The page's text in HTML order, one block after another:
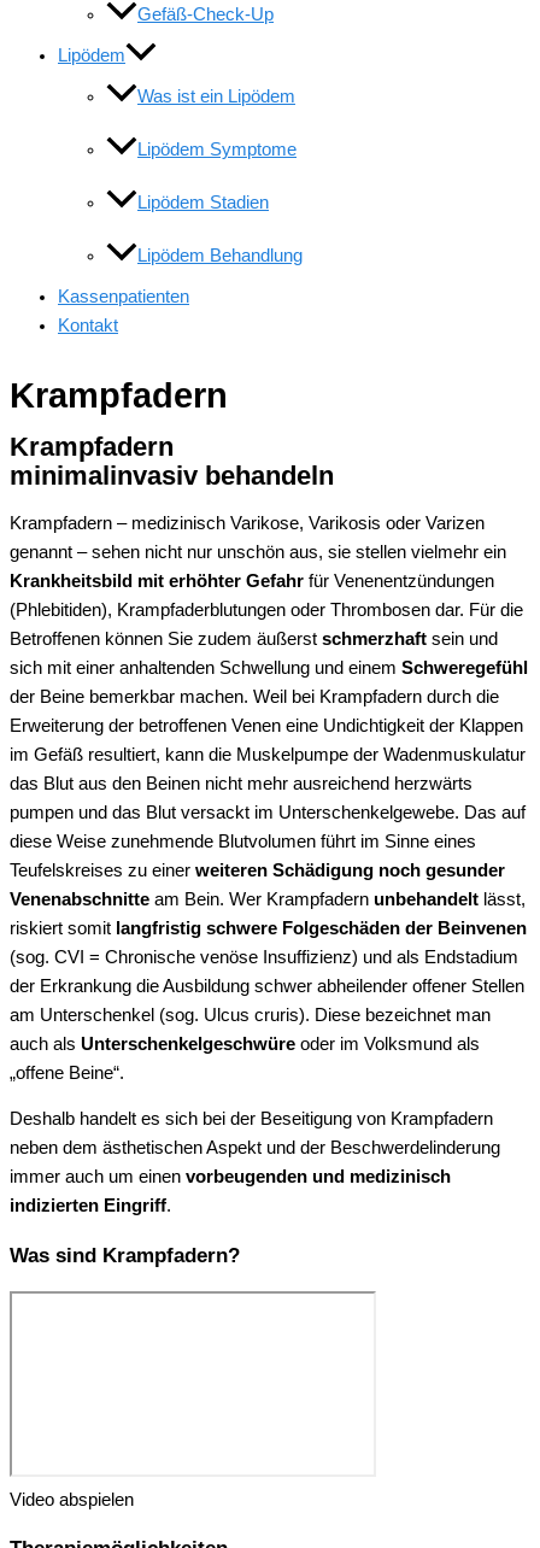
Gefäß-Check-Up
Lipödem
Was ist ein Lipödem
Lipödem Symptome
Lipödem Stadien
Lipödem Behandlung
Kassenpatienten
Kontakt
Krampfadern
Krampfadern
minimalinvasiv behandeln
Krampfadern – medizinisch Varikose, Varikosis oder Varizen
genannt – sehen nicht nur unschön aus, sie stellen vielmehr ein
Krankheitsbild mit erhöhter Gefahr für Venenentzündungen
(Phlebitiden), Krampfaderblutungen oder Thrombosen dar. Für die
Betroffenen können Sie zudem äußerst schmerzhaft sein und
sich mit einer anhaltenden Schwellung und einem Schweregefühl
der Beine bemerkbar machen. Weil bei Krampfadern durch die
Erweiterung der betroffenen Venen eine Undichtigkeit der Klappen
im Gefäß resultiert, kann die Muskelpumpe der Wadenmuskulatur
das Blut aus den Beinen nicht mehr ausreichend herzwärts
pumpen und das Blut versackt im Unterschenkelgewebe. Das auf
diese Weise zunehmende Blutvolumen führt im Sinne eines
Teufelskreises zu einer weiteren Schädigung noch gesunder
Venenabschnitte am Bein. Wer Krampfadern unbehandelt lässt,
riskiert somit langfristig schwere Folgeschäden der Beinvenen
(sog. CVI = Chronische venöse Insuffizienz) und als Endstadium
der Erkrankung die Ausbildung schwer abheilender offener Stellen
am Unterschenkel (sog. Ulcus cruris). Diese bezeichnet man
auch als Unterschenkelgeschwüre oder im Volksmund als
„offene Beine“.
Deshalb handelt es sich bei der Beseitigung von Krampfadern
neben dem ästhetischen Aspekt und der Beschwerdelinderung
immer auch um einen vorbeugenden und medizinisch
indizierten Eingriff.
Was sind Krampfadern?
Video abspielen